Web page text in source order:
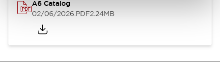
A6 Catalog
02/06/2026.PDF2.24MB